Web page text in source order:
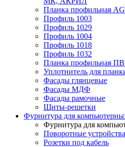
Планка профильная
Профиль 1003
Профиль 1029
Профиль 1004
Профиль 1018
Профиль 1032
Планка профильная
Уплотнитель для
Фасады глянцевые
Фасады МДФ
Фасады рамочные
Щиты-решетки
Фурнитура для
Фурнитура для
Поворотные устройства
Розетки под кабель